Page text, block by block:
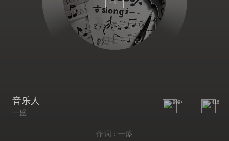
音乐人
一盛
999+ 416
作词 : 一盛